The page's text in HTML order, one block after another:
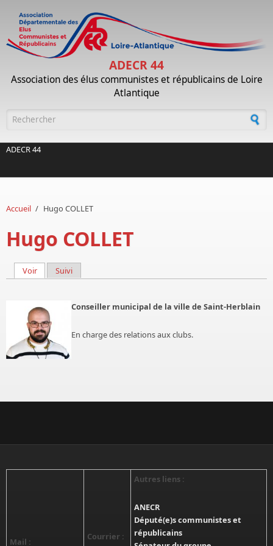
ADECR 44
Association des élus communistes et républicains de Loire
Atlantique
ADECR 44
Accueil / Hugo COLLET
Hugo COLLET
Onglets principaux
Voir(onglet actif)
Suivi
Conseiller municipal de la ville de Saint-Herblain
En charge des relations aux clubs.
Mail : Courrier :
Autres liens :
ANECR
Député(e)s communistes et
républicains